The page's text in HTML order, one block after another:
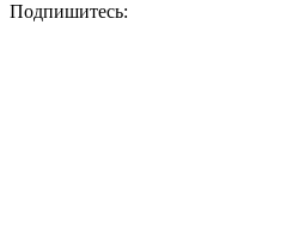
Подпишитесь: